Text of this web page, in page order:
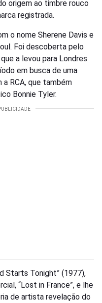
origem ao timbre rouco
registrada.
o nome Sherene Davis e
Foi descoberta pelo
a levou para Londres
em busca de uma
RCA, que também
Bonnie Tyler.
Starts Tonight” (1977),
“Lost in France”, e lhe
de artista revelação do